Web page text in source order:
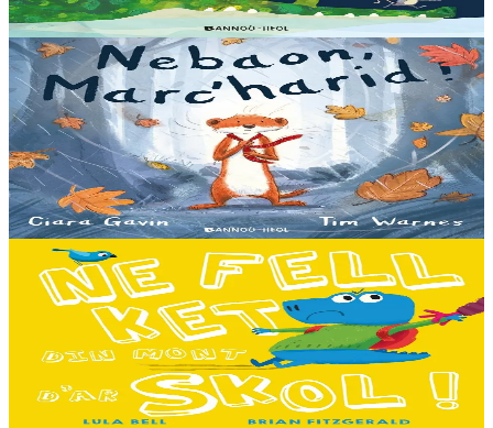
Er stok13,00 €
3 bloaz hag ouzhpenn
Bannoù-heol
Nebaon, Marc'harid !
An avel, ar glav... Ne blij ket tamm enet da Varc'harid Koant...
Spontet-mik e vez bewech zoken. Daoust ha Lagadeg, he mignonez
nevez, a zeuio a-benn da lakaat...
Er stok13,00 €
3 bloaz hag ouzhpenn
Bannoù-heol
Ne fell ket din mont d'ar skol !
Hiziv emañ devezh skol kentañ Logodennig ha Dinosaorig. Ne fell
ket dezho mont, tamm ebet ! Pa grogo ar c'hentelioù avat e vo ur
pezh mell souezhenn....